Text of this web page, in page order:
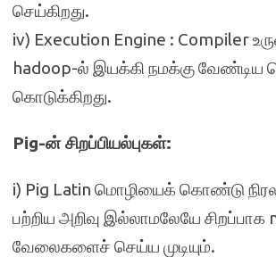
செய்கிறது.
iv) Execution Engine : Compiler
hadoop-ல் இயக்கி நமக்கு வேண்டிய
கொடுக்கிறது.
Pig-ன் சிறப்பியல்புகள்:
i) Pig Latin மொழியைக் கொண்டு
பற்றிய அறிவு இல்லாமலேயே சிறப்பாக
வேலைகளைச் செய்ய முடியும்.